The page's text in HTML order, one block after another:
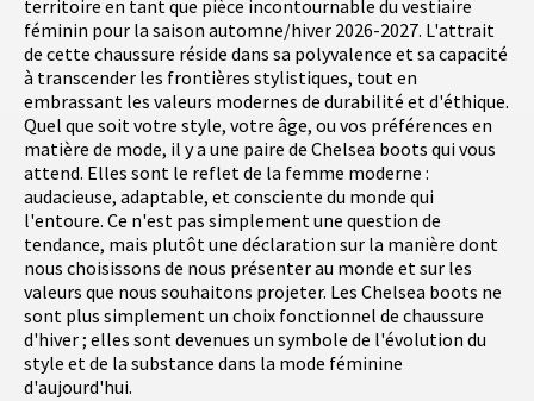
territoire en tant que pièce incontournable du vestiaire
féminin pour la saison automne/hiver 2026-2027. L'attrait
de cette chaussure réside dans sa polyvalence et sa capacité
à transcender les frontières stylistiques, tout en
embrassant les valeurs modernes de durabilité et d'éthique.
Quel que soit votre style, votre âge, ou vos préférences en
matière de mode, il y a une paire de Chelsea boots qui vous
attend. Elles sont le reflet de la femme moderne :
audacieuse, adaptable, et consciente du monde qui
l'entoure. Ce n'est pas simplement une question de
tendance, mais plutôt une déclaration sur la manière dont
nous choisissons de nous présenter au monde et sur les
valeurs que nous souhaitons projeter. Les Chelsea boots ne
sont plus simplement un choix fonctionnel de chaussure
d'hiver ; elles sont devenues un symbole de l'évolution du
style et de la substance dans la mode féminine
d'aujourd'hui.